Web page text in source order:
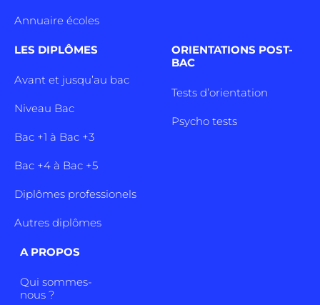
Annuaire écoles
LES DIPLÔMES
Avant et jusqu’au bac
Niveau Bac
Bac +1 à Bac +3
Bac +4 à Bac +5
Diplômes professionels
Autres diplômes
ORIENTATIONS POST-
BAC
Tests d’orientation
Psycho tests
A PROPOS
Qui sommes-
nous ?